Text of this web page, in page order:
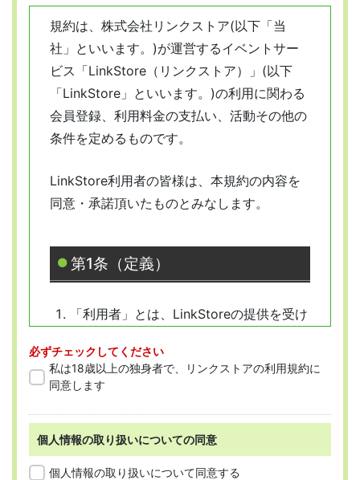
規約は、株式会社リンクストア(以下「当
社」といいます。)が運営するイベントサー
ビス「LinkStore（リンクストア）」(以下
「LinkStore」といいます。)の利用に関わる
会員登録、利用料金の支払い、活動その他の
条件を定めるものです。
LinkStore利用者の皆様は、本規約の内容を
同意・承諾頂いたものとみなします。
第1条（定義）
「利用者」とは、LinkStoreの提供を受け
「会員」とは、本規約に従って会員登録
をした人を指します。
第2条 （適用範囲）
必ずチェックしてください
私は18歳以上の独身者で、リンクストアの利用規約に
同意します
個人情報の取り扱いについての同意
個人情報の取り扱いについて同意する